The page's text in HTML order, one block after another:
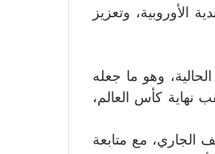
الأوروبية، وتعزيز
وهو ما جعله
نهاية كأس العالم،
مع متابعة